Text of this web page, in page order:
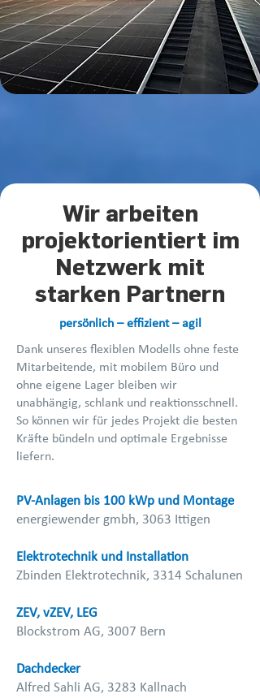
​Wir arbeiten
projektorientiert im
Netzwerk mit
starken Partnern
persönlich – effizient – agil
Dank unseres flexiblen Modells ohne feste
Mitarbeitende, mit mobilem Büro und
ohne eigene Lager bleiben wir
unabhängig, schlank und reaktionsschnell.
So können wir für jedes Projekt die besten
Kräfte bündeln und optimale Ergebnisse
liefern.
PV-Anlagen bis 100 kWp und Montage
energiewender gmbh, 3063 Ittigen
Elektrotechnik und Installation
Zbinden Elektrotechnik, 3314 Schalunen
ZEV, vZEV, LEG
Blockstrom AG, 3007 Bern
Dachdecker
Alfred Sahli AG, 3283 Kallnach